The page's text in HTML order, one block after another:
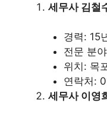
세무사 김철
경력: 15
전문 분
위치: 목
연락처:
세무사 이영